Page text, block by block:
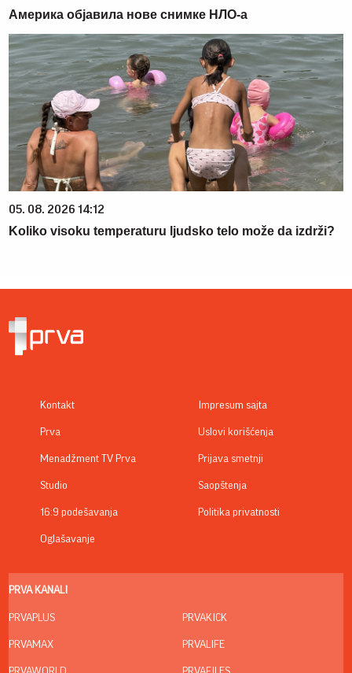
Америка објавила нове снимке НЛО-а
05. 08. 2026 14:12
Koliko visoku temperaturu ljudsko telo može da izdrži?
Kontakt
Prva
Menadžment TV Prva
Studio
16:9 podešavanja
Oglašavanje
Impresum sajta
Uslovi korišćenja
Prijava smetnji
Saopštenja
Politika privatnosti
PRVA KANALI
PRVAPLUS
PRVAMAX
PRVAKICK
PRVALIFE